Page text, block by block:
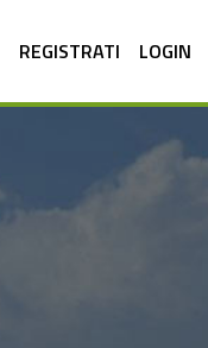
REGISTRATI LOGIN